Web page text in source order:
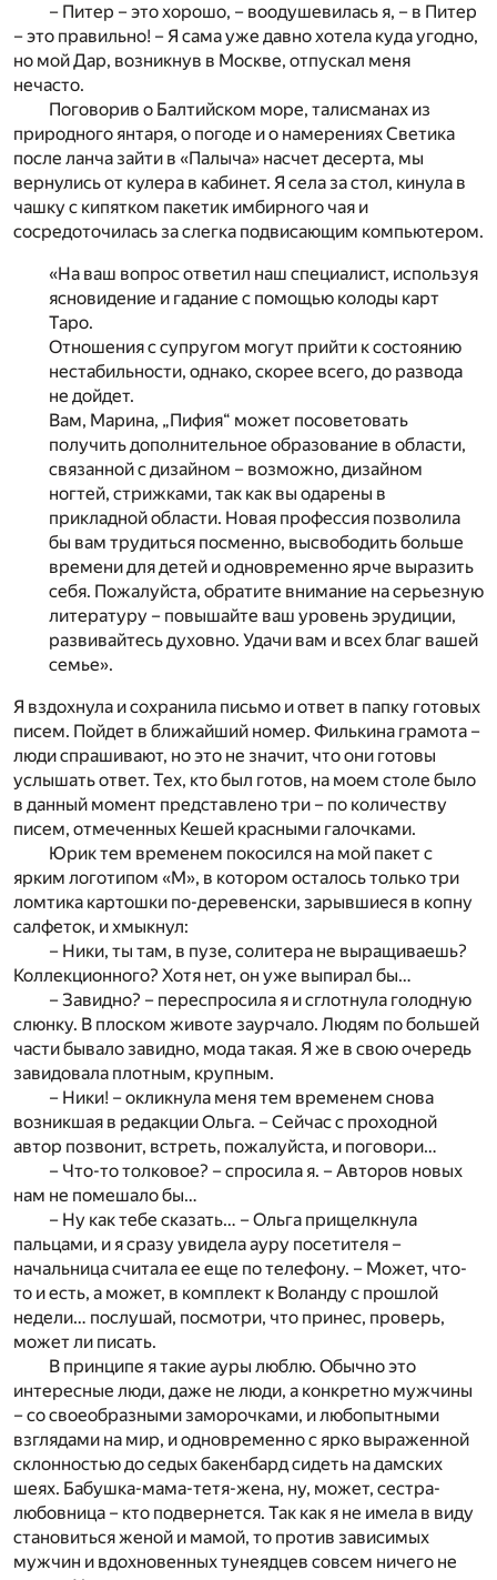
– Питер – это хорошо, – воодушевилась я, – в Питер
– это правильно! – Я сама уже давно хотела куда угодно,
но мой Дар, возникнув в Москве, отпускал меня
нечасто.
Поговорив о Балтийском море, талисманах из
природного янтаря, о погоде и о намерениях Светика
после ланча зайти в «Палыча» насчет десерта, мы
вернулись от кулера в кабинет. Я села за стол, кинула в
чашку с кипятком пакетик имбирного чая и
сосредоточилась за слегка подвисающим компьютером.
«На ваш вопрос ответил наш специалист, используя
ясновидение и гадание с помощью колоды карт
Таро.
Отношения с супругом могут прийти к состоянию
нестабильности, однако, скорее всего, до развода
не дойдет.
Вам, Марина, „Пифия“ может посоветовать
получить дополнительное образование в области,
связанной с дизайном – возможно, дизайном
ногтей, стрижками, так как вы одарены в
прикладной области. Новая профессия позволила
бы вам трудиться посменно, высвободить больше
времени для детей и одновременно ярче выразить
себя. Пожалуйста, обратите внимание на серьезную
литературу – повышайте ваш уровень эрудиции,
развивайтесь духовно. Удачи вам и всех благ вашей
семье».
Я вздохнула и сохранила письмо и ответ в папку готовых
писем. Пойдет в ближайший номер. Филькина грамота –
люди спрашивают, но это не значит, что они готовы
услышать ответ. Тех, кто был готов, на моем столе было
в данный момент представлено три – по количеству
писем, отмеченных Кешей красными галочками.
Юрик тем временем покосился на мой пакет с
ярким логотипом «М», в котором осталось только три
ломтика картошки по-деревенски, зарывшиеся в копну
салфеток, и хмыкнул:
– Ники, ты там, в пузе, солитера не выращиваешь?
Коллекционного? Хотя нет, он уже выпирал бы…
– Завидно? – переспросила я и сглотнула голодную
слюнку. В плоском животе заурчало. Людям по большей
части бывало завидно, мода такая. Я же в свою очередь
завидовала плотным, крупным.
– Ники! – окликнула меня тем временем снова
возникшая в редакции Ольга. – Сейчас с проходной
автор позвонит, встреть, пожалуйста, и поговори…
– Что-то толковое? – спросила я. – Авторов новых
нам не помешало бы…
– Ну как тебе сказать… – Ольга прищелкнула
пальцами, и я сразу увидела ауру посетителя –
начальница считала ее еще по телефону. – Может, что-
то и есть, а может, в комплект к Воланду с прошлой
недели… послушай, посмотри, что принес, проверь,
может ли писать.
В принципе я такие ауры люблю. Обычно это
интересные люди, даже не люди, а конкретно мужчины
– со своеобразными заморочками, и любопытными
взглядами на мир, и одновременно с ярко выраженной
склонностью до седых бакенбард сидеть на дамских
шеях. Бабушка-мама-тетя-жена, ну, может, сестра-
любовница – кто подвернется. Так как я не имела в виду
становиться женой и мамой, то против зависимых
мужчин и вдохновенных тунеядцев совсем ничего не